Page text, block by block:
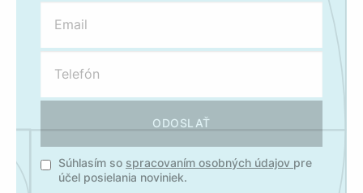
ODOSLAŤ
Súhlasím so spracovaním osobných údajov pre
účel posielania noviniek.